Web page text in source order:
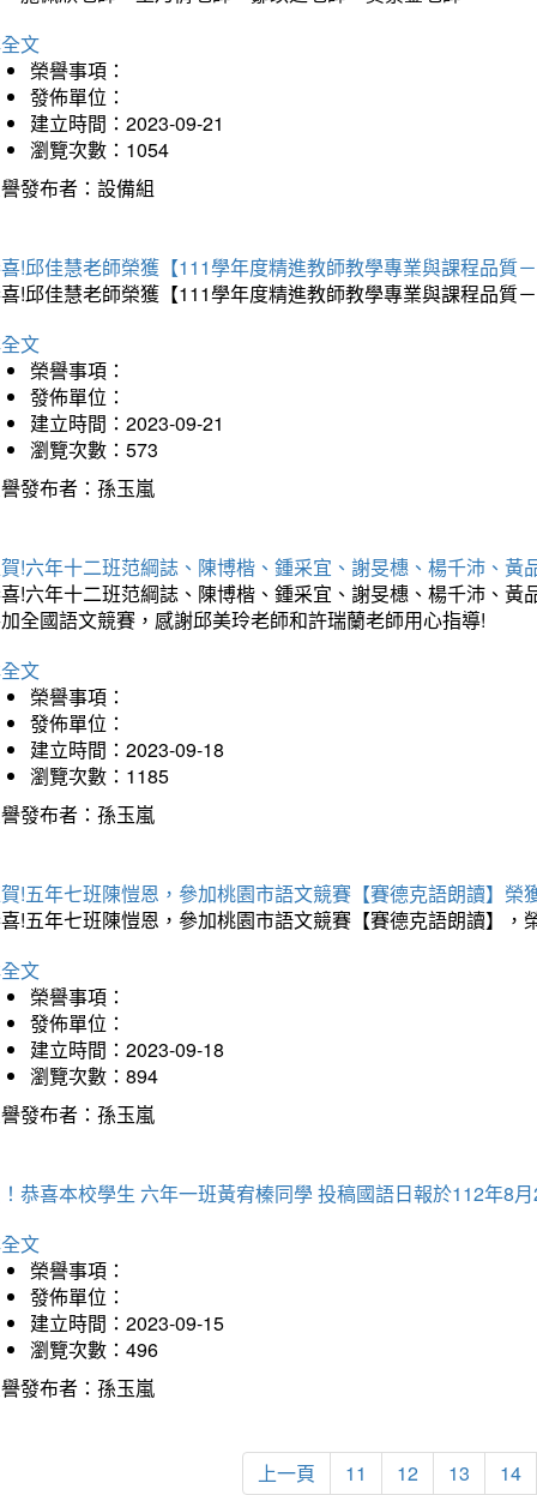
文
榮譽事項：
發佈單位：
建立時間：2023-09-21
瀏覽次數：1054
發布者：設備組
!邱佳慧老師榮獲【111學年度精進教師教學專業與課程品質
!邱佳慧老師榮獲【111學年度精進教師教學專業與課程品質
文
榮譽事項：
發佈單位：
建立時間：2023-09-21
瀏覽次數：573
發布者：孫玉嵐
!六年十二班范綱誌、陳博楷、鍾采宜、謝旻橞、楊千沛、
!六年十二班范綱誌、陳博楷、鍾采宜、謝旻橞、楊千沛、
全國語文競賽，感謝邱美玲老師和許瑞蘭老師用心指導!
文
榮譽事項：
發佈單位：
建立時間：2023-09-18
瀏覽次數：1185
發布者：孫玉嵐
!五年七班陳愷恩，參加桃園市語文競賽【賽德克語朗讀】榮
!五年七班陳愷恩，參加桃園市語文競賽【賽德克語朗讀】
文
榮譽事項：
發佈單位：
建立時間：2023-09-18
瀏覽次數：894
發布者：孫玉嵐
恭喜本校學生 六年一班黃宥榛同學 投稿國語日報於112年8
文
榮譽事項：
發佈單位：
建立時間：2023-09-15
瀏覽次數：496
發布者：孫玉嵐
上一頁 11 12 13 14